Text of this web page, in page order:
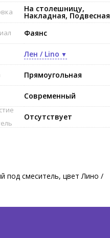
На столешницу,
Накладная, Подвесная
Фаянс
Лен / Lino
Прямоугольная
Современный
Отсутствует
под смеситель, цвет Лино /